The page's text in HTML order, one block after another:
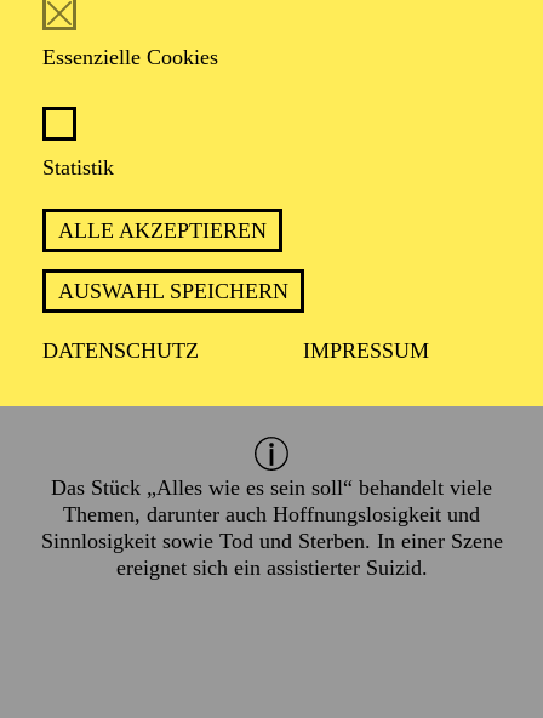
Essenzielle Cookies
Statistik
ALLE AKZEPTIEREN
AUSWAHL SPEICHERN
DATENSCHUTZ IMPRESSUM
08. Februar 2025
ca. 1 Stunde, 30 Minuten, keine Pause
Das Stück „Alles wie es sein soll“ behandelt viele
Themen, darunter auch Hoffnungslosigkeit und
Sinnlosigkeit sowie Tod und Sterben. In einer Szene
ereignet sich ein assistierter Suizid.